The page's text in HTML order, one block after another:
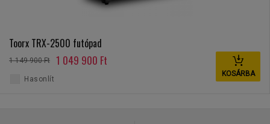
Toorx TRX-2500 futópad
1 149 900 Ft 1 049 900 Ft
KOSÁRBA
Hasonlít